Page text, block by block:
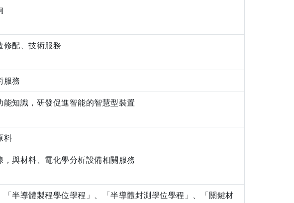
修配、技術服務
服務
知識，研發促進智能的智慧型裝置
料
與材料、電化學分析設備相關服務
半導體製程學位學程」、「半導體封測學位學程」、「關鍵材